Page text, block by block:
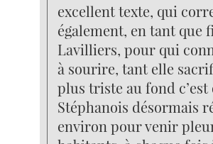
excellent texte, qui
également, en tant que
Lavilliers, pour qui
à sourire, tant elle
plus triste au fond c’est
Stéphanois désormais
environ pour venir